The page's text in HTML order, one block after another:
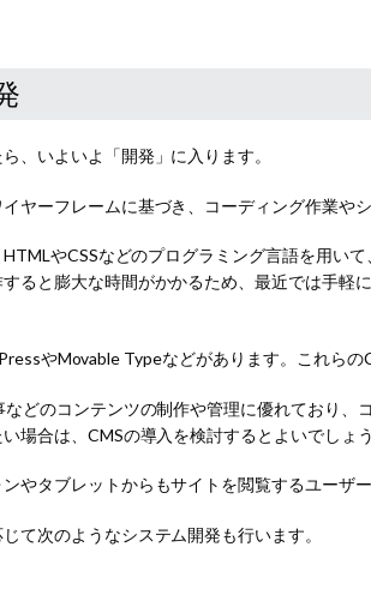
、いよいよ「開発」に入ります。
ヤーフレームに基づき、コーディング作業や
やCSSなどのプログラミング言語を用い
ると膨大な時間がかかるため、最近では手
やMovable Typeなどがあります。これら
などのコンテンツの制作や管理に優れており
場合は、CMSの導入を検討するとよいでしょう
やタブレットからもサイトを閲覧するユーザ
て次のようなシステム開発も行います。